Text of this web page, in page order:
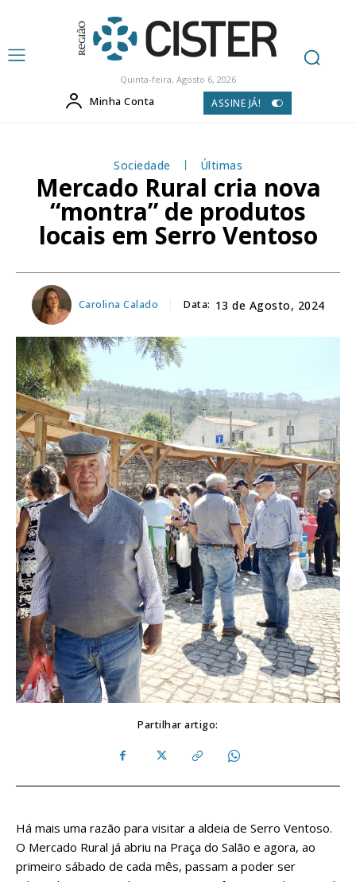
Quinta-feira, Agosto 6, 2026
Minha Conta ASSINE JÁ!
Sociedade Últimas
Mercado Rural cria nova
“montra” de produtos
locais em Serro Ventoso
Carolina Calado Data: 13 de Agosto, 2024
Partilhar artigo:
Há mais uma razão para visitar a aldeia de Serro Ventoso.
O Mercado Rural já abriu na Praça do Salão e agora, ao
primeiro sábado de cada mês, passam a poder ser